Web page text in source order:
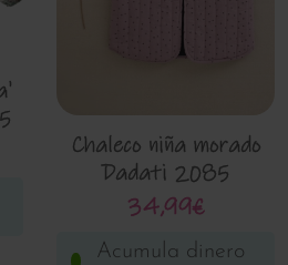
Chaleco niña morado
Dadati 2085
34,99€
Acumula dinero